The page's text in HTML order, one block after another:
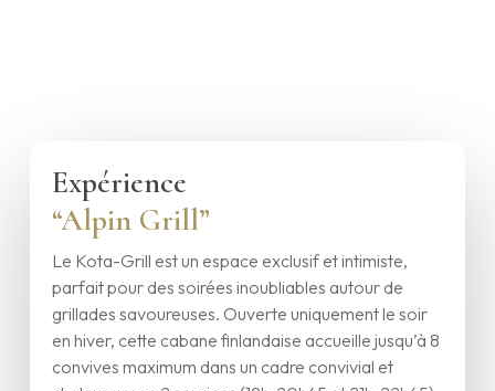
Expérience
“Alpin Grill”
Le Kota-Grill est un espace exclusif et intimiste,
parfait pour des soirées inoubliables autour de
grillades savoureuses. Ouverte uniquement le soir
en hiver, cette cabane finlandaise accueille jusqu’à 8
convives maximum dans un cadre convivial et